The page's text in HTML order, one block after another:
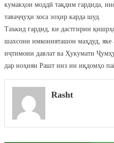
кумакҳои моддӣ тақдим гардида,
таваҷҷуҳи хоса зоҳир карда шуд.
Таъкид гардид, ки дастгирии
шахсони имконияташон маҳдуд, яке
иҷтимоии давлат ва Ҳукумати
дар ноҳияи Рашт низ ин иқдомҳо
Rasht